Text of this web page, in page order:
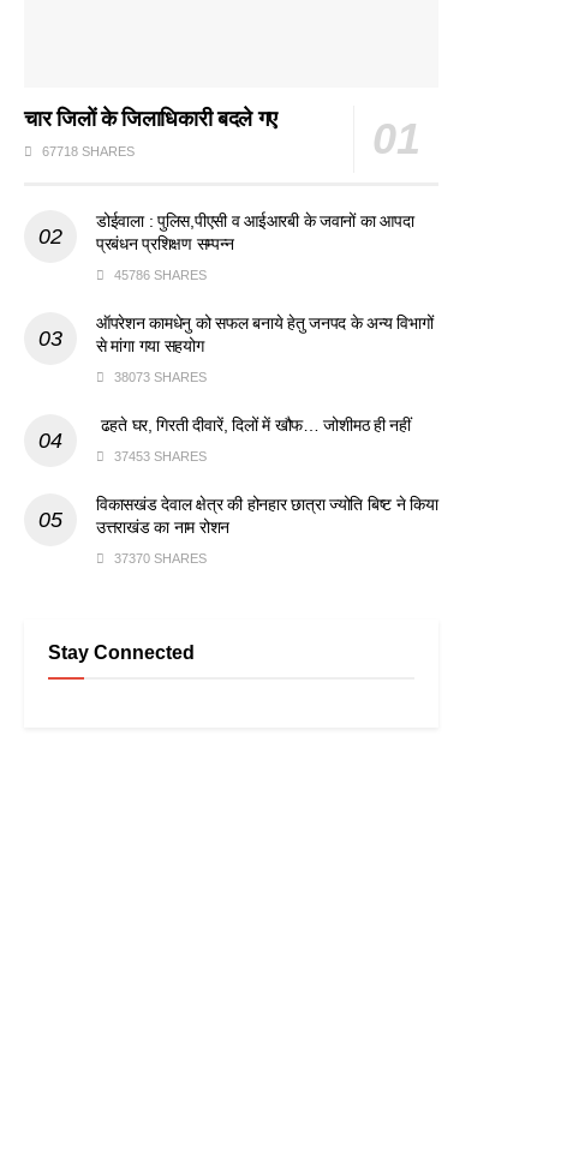
चार जिलों के जिलाधिकारी बदले गए
67718 SHARES
डोईवाला : पुलिस,पीएसी व आईआरबी के जवानों का आपदा
प्रबंधन प्रशिक्षण सम्पन्न
45786 SHARES
ऑपरेशन कामधेनु को सफल बनाये हेतु जनपद के अन्य विभागों
से मांगा गया सहयोग
38073 SHARES
ढहते घर, गिरती दीवारें, दिलों में खौफ… जोशीमठ ही नहीं
37453 SHARES
विकासखंड देवाल क्षेत्र की होनहार छात्रा ज्योति बिष्ट ने किया
उत्तराखंड का नाम रोशन
37370 SHARES
Stay Connected